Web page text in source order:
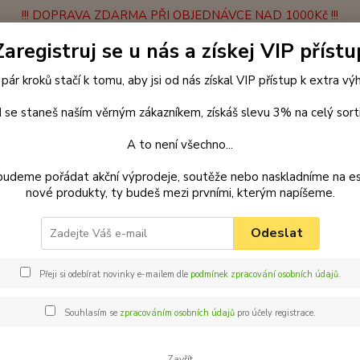
!!! DOPRAVA ZDARMA PŘI OBJEDNÁVCE NAD 1000Kč !!!
Vrácení zboží Obchodní podmínky Velkoobchodní spolupráce
motýlek postroj pro psy 48
se u nás a získej VIP
kroků stačí k tomu, aby jsi od nás získal VIP přístup k extra
se staneš naším věrným zákazníkem, získáš slevu 3% na celý
A to není všechno...
pořádat akční výprodeje, soutěže nebo naskladníme na
nové produkty, ty budeš mezi prvními, kterým napíšeme.
Odeslat
Přeji si odebírat novinky e-mailem dle podmínek zpracování osobních údajů.
Souhlasím se zpracováním osobních údajůpro účely registrace.